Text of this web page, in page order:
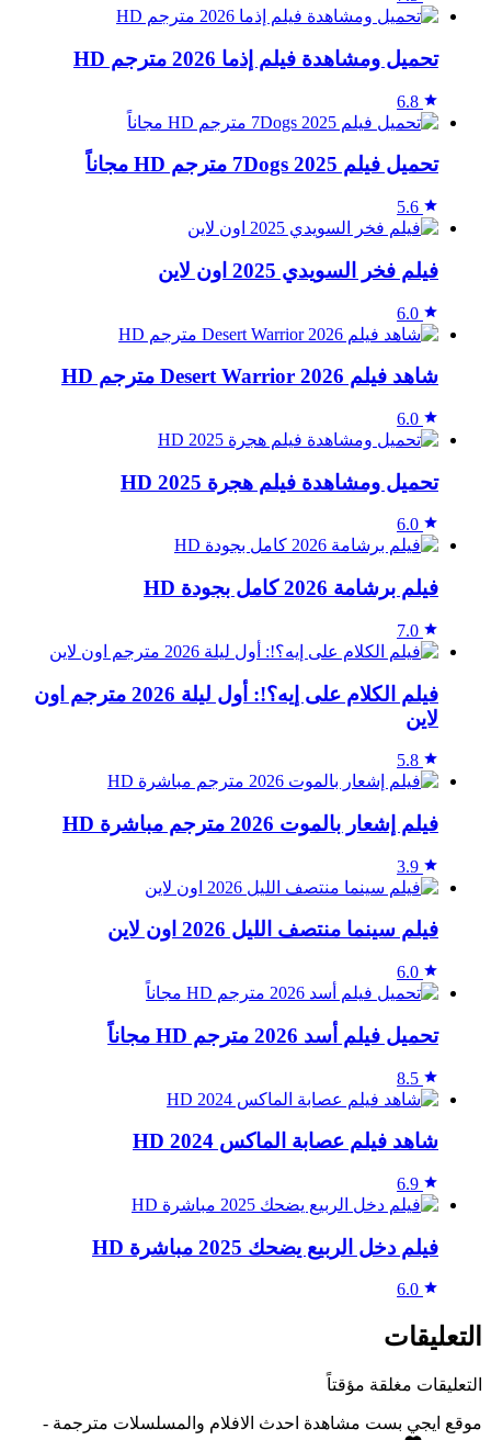
تحميل ومشاهدة فيلم إذما 2026 مترجم HD
6.8
تحميل فيلم 7Dogs 2025 مترجم HD مجاناً
5.6
فيلم فخر السويدي 2025 اون لاين
6.0
شاهد فيلم Desert Warrior 2026 مترجم HD
6.0
تحميل ومشاهدة فيلم هجرة 2025 HD
6.0
فيلم برشامة 2026 كامل بجودة HD
7.0
فيلم الكلام على إيه؟!: أول ليلة 2026 مترجم اون
لاين
5.8
فيلم إشعار بالموت 2026 مترجم مباشرة HD
3.9
فيلم سينما منتصف الليل 2026 اون لاين
6.0
تحميل فيلم أسد 2026 مترجم HD مجاناً
8.5
شاهد فيلم عصابة الماكس 2024 HD
6.9
فيلم دخل الربيع يضحك 2025 مباشرة HD
6.0
التعليقات
التعليقات مغلقة مؤقتاً
موقع ايجي بست مشاهدة احدث الافلام والمسلسلات مترجمة -